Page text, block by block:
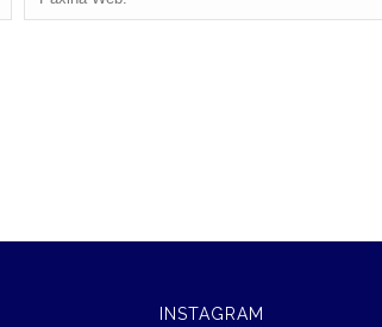
INSTAGRAM